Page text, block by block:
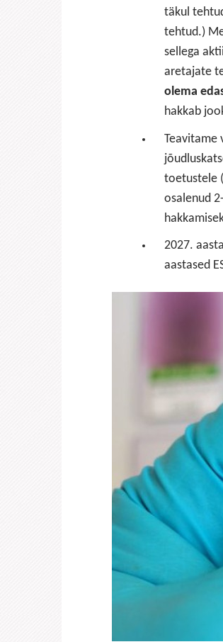
täkul
tehtud.)
sellega
aretajate
olema
hakkab
Teavitame
toetustele
osalenud
2027.
aastased